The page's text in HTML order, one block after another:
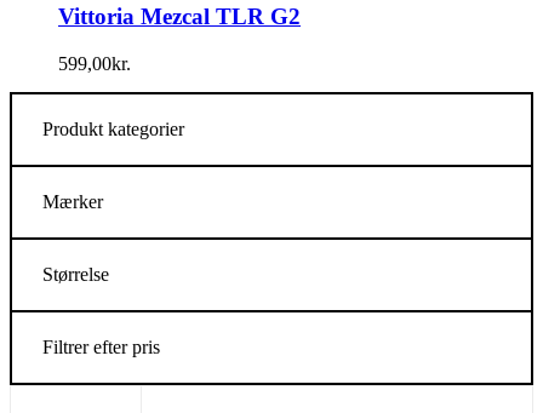
Vittoria Mezcal TLR G2
599,00kr.
Produkt kategorier
Mærker
Størrelse
Filtrer efter pris